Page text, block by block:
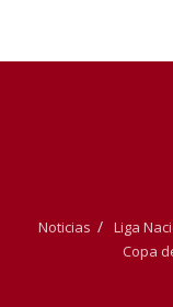
Noticias Liga
Copa